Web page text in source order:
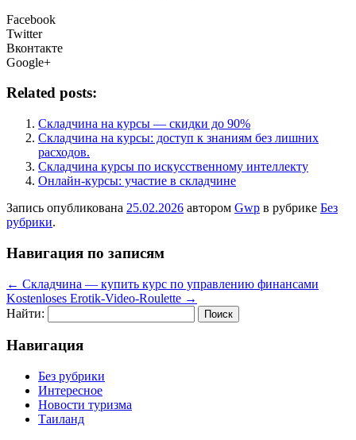
Facebook
Twitter
Вконтакте
Google+
Related posts:
Складчина на курсы — скидки до 90%
Складчина на курсы: доступ к знаниям без лишних
расходов.
Складчина курсы по искусственному интеллекту
Онлайн-курсы: участие в складчине
Запись опубликована 25.02.2026 автором Gwp в рубрике Без
рубрики.
Навигация по записям
← Складчина — купить курс по управлению финансами
Kostenloses Erotik-Video-Roulette →
Найти:
Навигация
Без рубрики
Интересное
Новости туризма
Таиланд